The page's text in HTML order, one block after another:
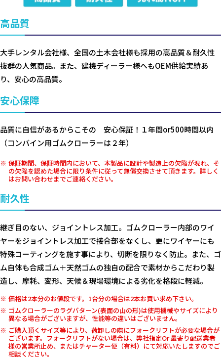
高品質
大手レンタル会社様、全国の土木会社様も採用の高品質＆耐久性
抜群の人気商品。また、建機ディーラー様へもOEM供給実績あ
り、安心の高品質。
安心保障
品質に自信があるからこその 安心保証！１年間or500時間以内
（コンバイン用ゴムクローラーは２年）
保証期間、保証時間内において、本製品に設計や製造上の欠陥が現れ、そ
の欠陥を認めた場合に限り条件に従って無償交換させて頂きます。詳しく
はお問い合わせまでご連絡ください。
耐久性
継ぎ目のない、ジョイントレス加工。ゴムクローラー内部のワイ
ヤーをジョイントレス加工で接合部をなくし、更にワイヤーにも
特殊コーティングを施す事により、切断を限りなく防止。また、ゴ
ム自体も合成ゴム＋天然ゴムの独自の配合で素材からこだわり製
造し、摩耗、変形、天候＆現場環境による劣化を格段に軽減。
価格は2本分のお値段です。1台分の場合は2本お買い求め下さい。
ゴムクローラーのラグパターン(表面の山の形)は使用機械やサイズにより
異なる場合がございますが、性能等の違いはございません。
ご購入頂くサイズ等により、荷卸しの際にフォークリフトが必要な場合が
ございます。フォークリフトがない場合は、弊社指定Or 最寄り配送業者
様の営業所止め、またはチャーター便（有料）にて対応いたしますのでご
相談ください。